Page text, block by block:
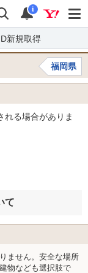
検索 通知
i
新規取得
福岡県
れる場合がありま
て
ません。安全な場所
物なども選択肢で